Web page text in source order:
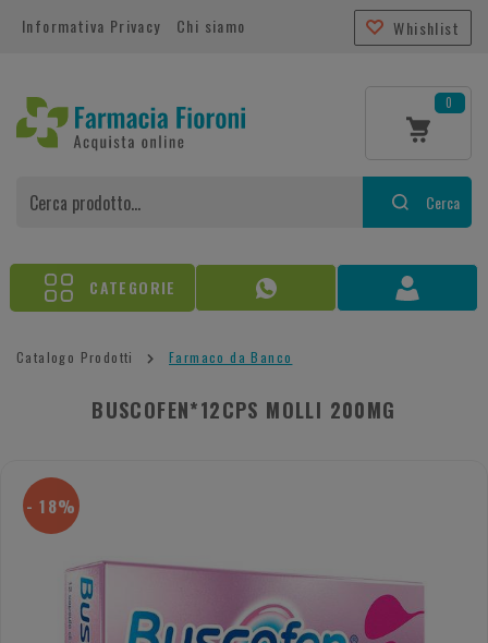
Informativa Privacy Chi siamo Whishlist
0
Cerca
CATEGORIE
Catalogo Prodotti Farmaco da Banco
BUSCOFEN*12CPS MOLLI 200MG
- 18%